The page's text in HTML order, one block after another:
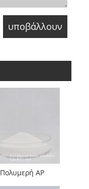
Πολυμερή AP